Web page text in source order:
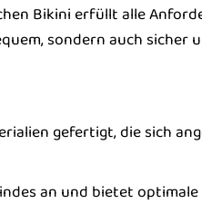
Bikini erfüllt alle
sondern auch sicher
gefertigt, die sich
an und bietet